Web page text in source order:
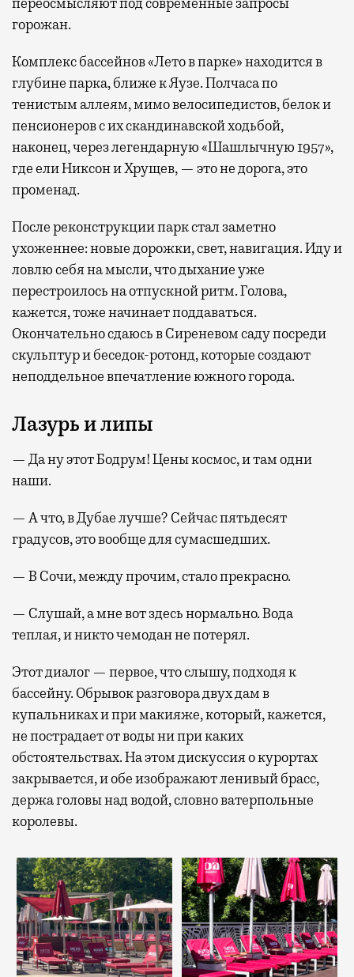
горожан.
Комплекс бассейнов «Лето в парке» находится в
глубине парка, ближе к Яузе. Полчаса по
тенистым аллеям, мимо велосипедистов, белок и
пенсионеров с их скандинавской ходьбой,
наконец, через легендарную «Шашлычную 1957»,
где ели Никсон и Хрущев, — это не дорога, это
променад.
После реконструкции парк стал заметно
ухоженнее: новые дорожки, свет, навигация. Иду и
ловлю себя на мысли, что дыхание уже
перестроилось на отпускной ритм. Голова,
кажется, тоже начинает поддаваться.
Окончательно сдаюсь в Сиреневом саду посреди
скульптур и беседок-ротонд, которые создают
неподдельное впечатление южного города.
Лазурь и липы
— Да ну этот Бодрум! Цены космос, и там одни
наши.
— А что, в Дубае лучше? Сейчас пятьдесят
градусов, это вообще для сумасшедших.
— В Сочи, между прочим, стало прекрасно.
— Слушай, а мне вот здесь нормально. Вода
теплая, и никто чемодан не потерял.
Этот диалог — первое, что слышу, подходя к
бассейну. Обрывок разговора двух дам в
купальниках и при макияже, который, кажется,
не пострадает от воды ни при каких
обстоятельствах. На этом дискуссия о курортах
закрывается, и обе изображают ленивый брасс,
держа головы над водой, словно ватерпольные
королевы.